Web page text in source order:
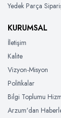
Yedek Parça
KURUMSAL
İletişim
Kalite
Vizyon-Misyon
Politikalar
Bilgi Toplumu
Arzum'dan